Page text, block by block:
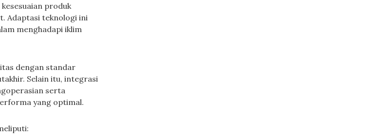
produk
Adaptasi teknologi ini
menghadapi iklim
dengan standar
Selain itu, integrasi
serta
yang optimal.